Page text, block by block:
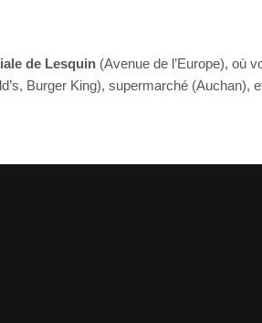
de Lesquin (Avenue de l’Europe), où
Burger King), supermarché (Auchan),